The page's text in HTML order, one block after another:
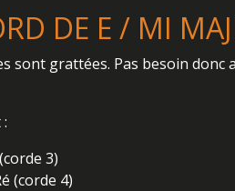
DE E / MI
sont grattées. Pas besoin
3)
(corde 4)